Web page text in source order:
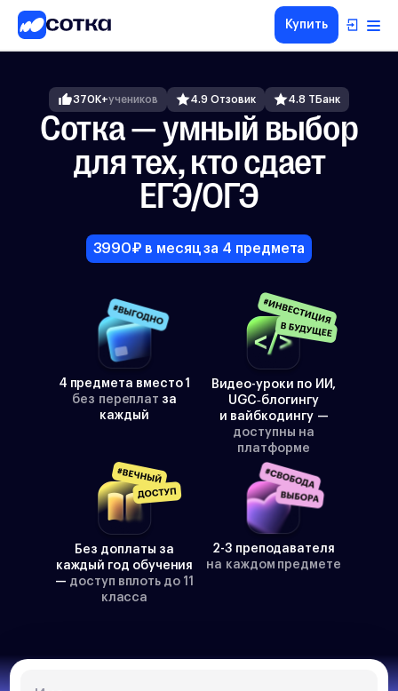
ЕГЭ
классы
Купить
370K+учеников 4.9 Отзовик 4.8 ТБанк
Сотка — умный выбор
для тех, кто сдает
ЕГЭ/ОГЭ
3990₽ в месяц за 4 предмета
4 предмета вместо 1
без переплат за
каждый
Видео-уроки по ИИ,
UGC‑блогингу
и вайбкодингу —
доступны на
платформе
Без доплаты за
каждый год обучения
— доступ вплоть до 11
класса
2-3 преподавателя
на каждом предмете